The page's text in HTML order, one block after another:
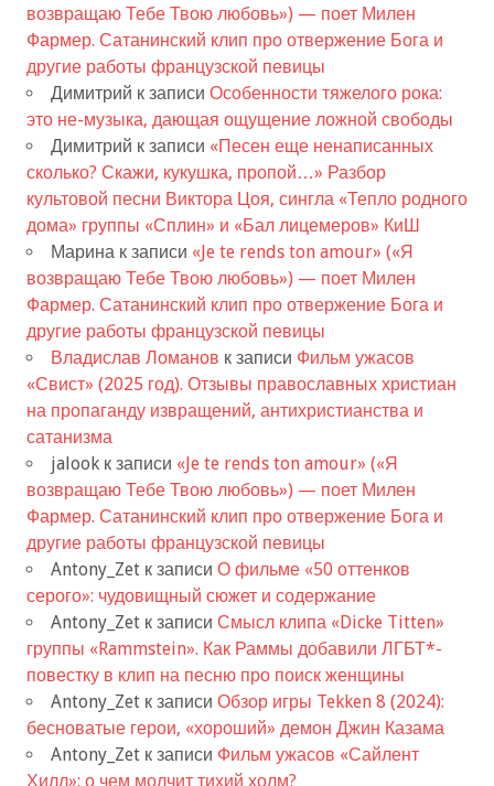
возвращаю Тебе Твою любовь») — поет Милен
Фармер. Сатанинский клип про отвержение Бога и
другие работы французской певицы
Димитрий к записи Особенности тяжелого рока:
это не-музыка, дающая ощущение ложной свободы
Димитрий к записи «Песен еще ненаписанных
сколько? Скажи, кукушка, пропой…» Разбор
культовой песни Виктора Цоя, сингла «Тепло родного
дома» группы «Сплин» и «Бал лицемеров» КиШ
Марина к записи «Je te rends ton amour» («Я
возвращаю Тебе Твою любовь») — поет Милен
Фармер. Сатанинский клип про отвержение Бога и
другие работы французской певицы
Владислав Ломанов к записи Фильм ужасов
«Свист» (2025 год). Отзывы православных христиан
на пропаганду извращений, антихристианства и
сатанизма
jalook к записи «Je te rends ton amour» («Я
возвращаю Тебе Твою любовь») — поет Милен
Фармер. Сатанинский клип про отвержение Бога и
другие работы французской певицы
Antony_Zet к записи О фильме «50 оттенков
серого»: чудовищный сюжет и содержание
Antony_Zet к записи Смысл клипа «Dicke Titten»
группы «Rammstein». Как Раммы добавили ЛГБТ*-
повестку в клип на песню про поиск женщины
Antony_Zet к записи Обзор игры Tekken 8 (2024):
бесноватые герои, «хороший» демон Джин Казама
Antony_Zet к записи Фильм ужасов «Сайлент
Хилл»: о чем молчит тихий холм?